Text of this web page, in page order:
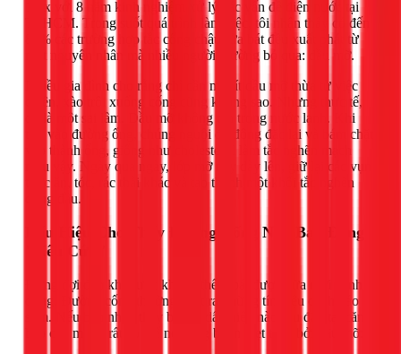
1Fix với 8 năm kinh nghiệm xử lý các vấn đề điện nước tại
TPHCM. Trong suốt quá trình làm việc, tôi nhận thấy có đến
80% các trường hợp tắc cống chậu rửa bát đều xuất phát từ
một nguyên nhân mà nhiều người thường bỏ qua: dầu mỡ.
Nhiều gia đình cho rằng chỉ cần một ít dầu mỡ thừa từ việc
chiên, xào trôi xuống cống cũng không sao. Nhưng thực tế,
đó là một sai lầm. Dầu mỡ không tan trong nước lạnh. Khi
trôi vào đường ống, chúng nguội đi, đông đặc lại và bám chặt
vào thành ống, giống như cholesterol làm tắc nghẽn mạch
máu vậy. Ngày qua ngày, lớp mỡ này dày lên, giữ lại các vụn
thức ăn, tóc, rác thải khác và tạo thành một khối tắc nghẽn
cứng đầu.
Dấu Hiệu Cho Thấy Đường Cống Nhà Bạn Đang
"Kêu Cứu"
Đừng đợi đến khi nước không thể thoát được nữa mới hành
động. Đường cống thường phát ra những tín hiệu cảnh báo
sớm. Nếu bạn nhận thấy bất kỳ dấu hiệu nào sau đây tại căn
bếp của mình, rất có thể nó đang bị "nghẹt thở" bởi dầu mỡ: